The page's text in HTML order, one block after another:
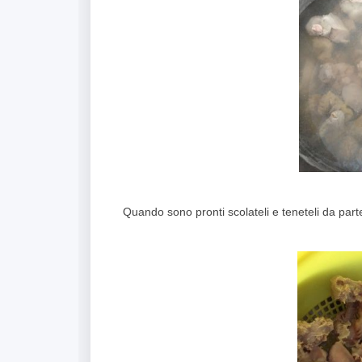
Quando sono pronti scolateli e teneteli da